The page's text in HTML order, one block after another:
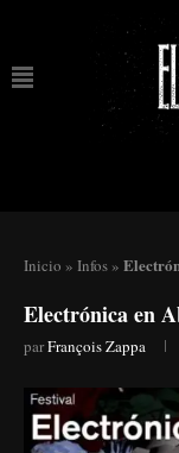
Inicio » Infos »
Electrónica en
parFrançois Zappa